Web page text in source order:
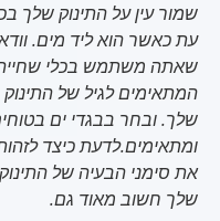
שמור עין על התינוק שלך בכל
עת כאשר הוא ליד מים. וודא
שאתה משתמש בכלי שחייה
המתאימים לגיל של התינוק
שלך. ובחר בבגדי ים בטוחים
ומתאימים.לדעת כיצד לזהות
את סימני הבעיה של התינוק
שלך חשוב מאוד גם.